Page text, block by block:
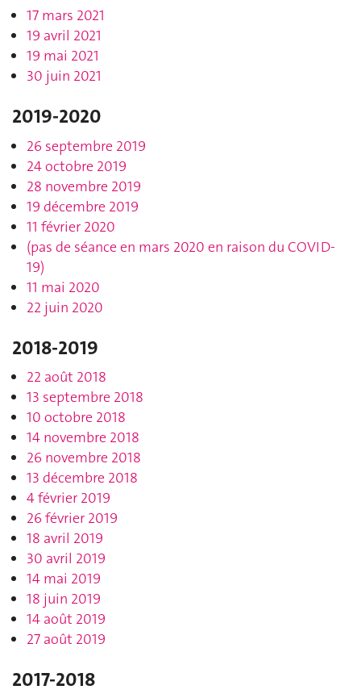
17 mars 2021
19 avril 2021
19 mai 2021
30 juin 2021
2019-2020
26 septembre 2019
24 octobre 2019
28 novembre 2019
19 décembre 2019
11 février 2020
(pas de séance en mars 2020 en raison du COVID-
19)
11 mai 2020
22 juin 2020
2018-2019
22 août 2018
13 septembre 2018
10 octobre 2018
14 novembre 2018
26 novembre 2018
13 décembre 2018
4 février 2019
26 février 2019
18 avril 2019
30 avril 2019
14 mai 2019
18 juin 2019
14 août 2019
27 août 2019
2017-2018